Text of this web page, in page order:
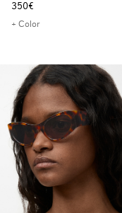
350€
+ Color